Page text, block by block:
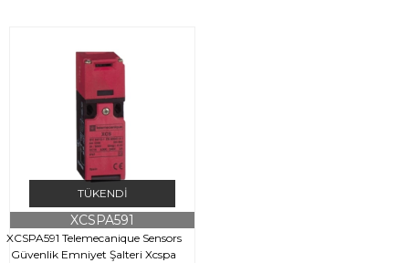
TÜKENDI
XCSPA591 Telemecanique Sensors
Güvenlik Emniyet Şalteri Xcspa
XCSPA591